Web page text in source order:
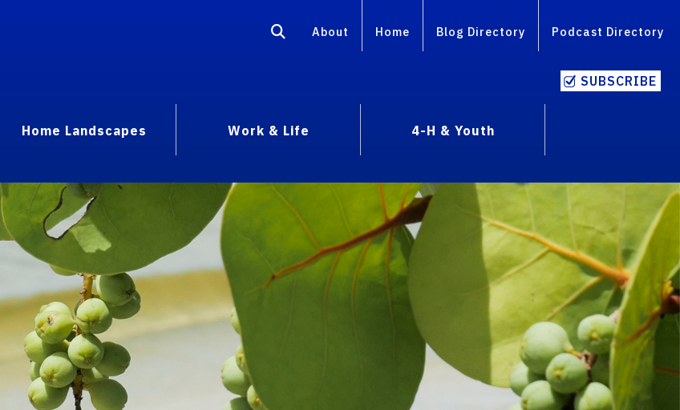
About Home Blog Directory Podcast Directory
SUBSCRIBE
Home Landscapes Work & Life
4-H & Youth